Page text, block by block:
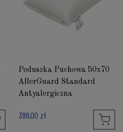
Poduszka Puchowa 50x70
AllerGuard Standard
Antyalergiczna
399,00 zł